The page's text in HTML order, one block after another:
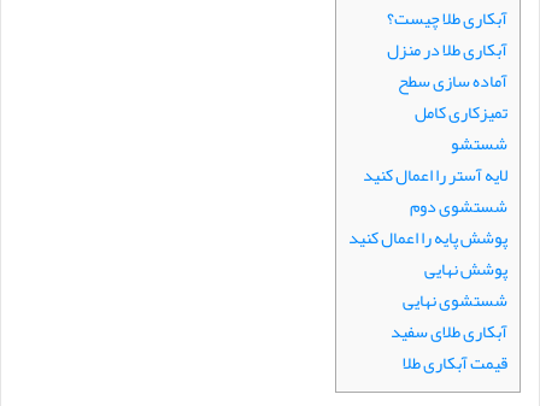
ا
ی
م
آبکاری طلا چیست؟
آبکاری طلا در منزل
آماده سازی سطح
تمیزکاری کامل
شستشو
لایه آستر را اعمال کنید
شستشوی دوم
پوشش پایه را اعمال کنید
پوشش نهایی
شستشوی نهایی
آبکاری طلای سفید
قیمت آبکاری طلا